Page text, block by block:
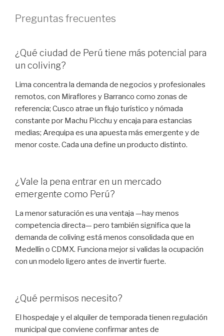
Preguntas frecuentes
¿Qué ciudad de Perú tiene más potencial para
un coliving?
Lima concentra la demanda de negocios y profesionales
remotos, con Miraflores y Barranco como zonas de
referencia; Cusco atrae un flujo turístico y nómada
constante por Machu Picchu y encaja para estancias
medias; Arequipa es una apuesta más emergente y de
menor coste. Cada una define un producto distinto.
¿Vale la pena entrar en un mercado
emergente como Perú?
La menor saturación es una ventaja —hay menos
competencia directa— pero también significa que la
demanda de coliving está menos consolidada que en
Medellín o CDMX. Funciona mejor si validas la ocupación
con un modelo ligero antes de invertir fuerte.
¿Qué permisos necesito?
El hospedaje y el alquiler de temporada tienen regulación
municipal que conviene confirmar antes de